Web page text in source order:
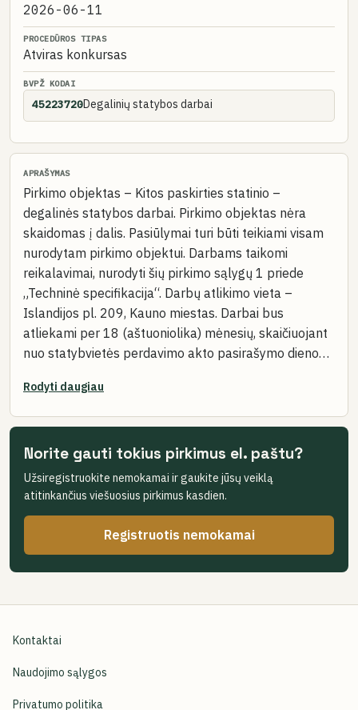
2026-06-11
PROCEDŪROS TIPAS
Atviras konkursas
BVPŽ KODAI
45223720Degalinių statybos darbai
APRAŠYMAS
Pirkimo objektas – Kitos paskirties statinio –
degalinės statybos darbai. Pirkimo objektas nėra
skaidomas į dalis. Pasiūlymai turi būti teikiami visam
nurodytam pirkimo objektui. Darbams taikomi
reikalavimai, nurodyti šių pirkimo sąlygų 1 priede
„Techninė specifikacija“. Darbų atlikimo vieta –
Islandijos pl. 209, Kauno miestas. Darbai bus
atliekami per 18 (aštuoniolika) mėnesių, skaičiuojant
nuo statybvietės perdavimo akto pasirašymo dienos,
iki 6 (šešių) mėnesių. Darbai turi būti atlikti pagal
Specifikacijoje ir pirkimo sutartyje nurodytas sąlygas.
Norite gauti tokius pirkimus el. paštu?
Užsiregistruokite nemokamai ir gaukite jūsų veiklą
atitinkančius viešuosius pirkimus kasdien.
Registruotis nemokamai
Kontaktai
Naudojimo sąlygos
Privatumo politika